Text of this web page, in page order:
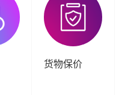
货物保价